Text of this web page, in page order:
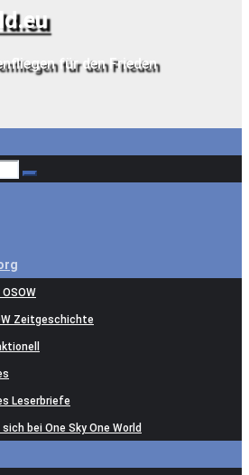
für den Frieden
Zeitgeschichte
Leserbriefe
bei One Sky One World